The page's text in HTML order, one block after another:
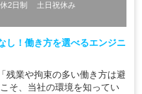
2日制
土日祝休み
し！働き方を選べるエンジニ
残業や拘束の多い働き方は避
そ、当社の環境を知ってい